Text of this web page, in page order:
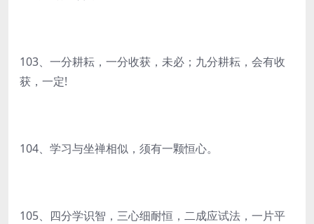
103、一分耕耘，一分收获，未必；九分耕耘，会有收
获，一定!
104、学习与坐禅相似，须有一颗恒心。
105、四分学识智，三心细耐恒，二成应试法，一片平